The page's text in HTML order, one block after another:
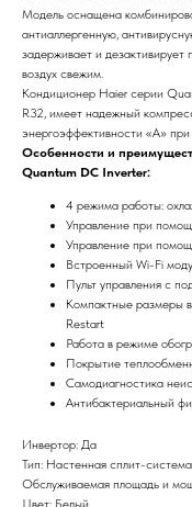
Модель оснащена
антиаллергенную,
задерживает и
воздух свежим.
Кондиционер Haier серии
R32, имеет надежный
энергоэффективности «А»
Особенности и
Quantum DC Inverter:
4 режима работы:
Управление при
Управление при
Встроенный Wi-Fi
Пульт управления с
Компактные размеры
Restart
Работа в режиме
Покрытие
Самодиагностика
Антибактериальный
Инвертор: Да
Тип: Настенная сплит-система
Обслуживаемая площадь и
Цвет: Белый